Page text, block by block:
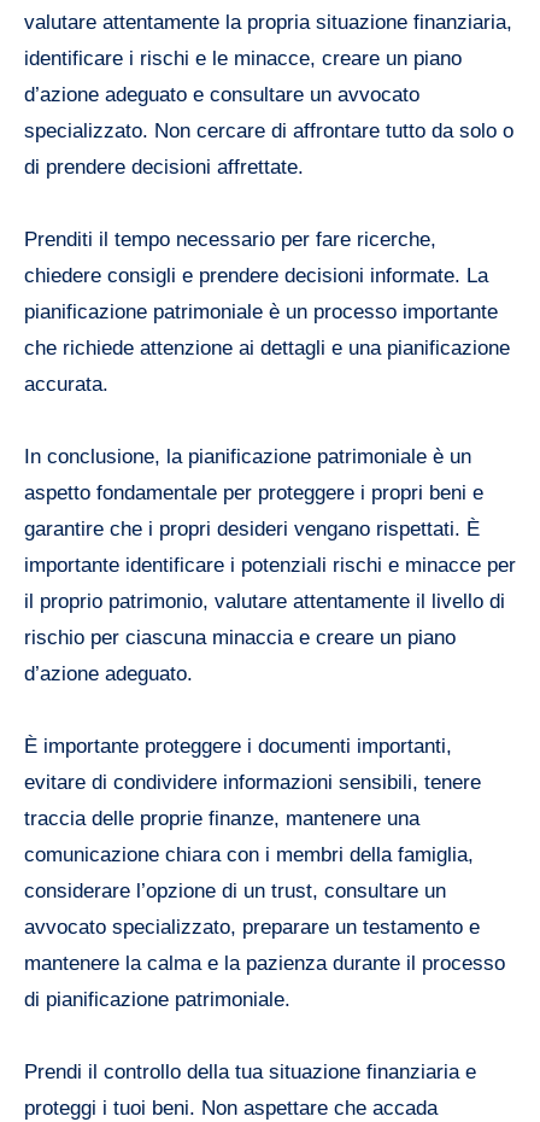
valutare attentamente la propria situazione finanziaria,
identificare i rischi e le minacce, creare un piano
d’azione adeguato e consultare un avvocato
specializzato. Non cercare di affrontare tutto da solo o
di prendere decisioni affrettate.
Prenditi il tempo necessario per fare ricerche,
chiedere consigli e prendere decisioni informate. La
pianificazione patrimoniale è un processo importante
che richiede attenzione ai dettagli e una pianificazione
accurata.
In conclusione, la pianificazione patrimoniale è un
aspetto fondamentale per proteggere i propri beni e
garantire che i propri desideri vengano rispettati. È
importante identificare i potenziali rischi e minacce per
il proprio patrimonio, valutare attentamente il livello di
rischio per ciascuna minaccia e creare un piano
d’azione adeguato.
È importante proteggere i documenti importanti,
evitare di condividere informazioni sensibili, tenere
traccia delle proprie finanze, mantenere una
comunicazione chiara con i membri della famiglia,
considerare l’opzione di un trust, consultare un
avvocato specializzato, preparare un testamento e
mantenere la calma e la pazienza durante il processo
di pianificazione patrimoniale.
Prendi il controllo della tua situazione finanziaria e
proteggi i tuoi beni. Non aspettare che accada